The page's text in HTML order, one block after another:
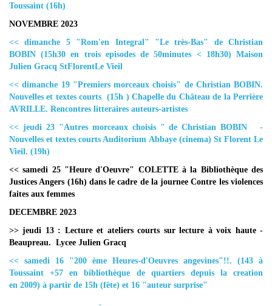
Toussaint (16h)
NOVEMBRE 2023
<< dimanche 5 "Rom'en Integral" "Le très-Bas" de Christian
BOBIN (15h30 en trois episodes de 50minutes < 18h30) Maison
Julien Gracq StFlorentLe Vieil
<< dimanche 19 "Premiers morceaux choisis" de Christian BOBIN.
Nouvelles et textes courts (15h ) Chapelle du Château de la Perrière
AVRILLE. Rencontres litteraires auteurs-artistes
<< jeudi 23 "Autres morceaux choisis " de Christian BOBIN -
Nouvelles et textes courts Auditorium Abbaye (cinema) St Florent Le
Vieil. (19h)
<< samedi 25 "Heure d'Oeuvre" COLETTE à la Bibliothèque des
Justices Angers (16h) dans le cadre de la journee Contre les violences
faites aux femmes
DECEMBRE 2023
>> jeudi 13 : Lecture et ateliers courts sur lecture à voix haute -
Beaupreau. Lycee Julien Gracq
<< samedi 16 "200 ème Heures-d'Oeuvres angevines"!!. (143 à
Toussaint +57 en bibliothèque de quartiers depuis la creation
en 2009) à partir de 15h (fête) et 16 "auteur surprise"